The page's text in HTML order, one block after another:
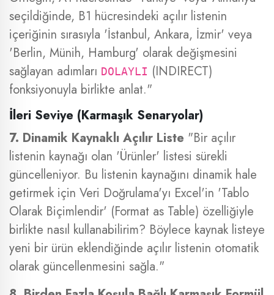
seçildiğinde, B1 hücresindeki açılır listenin
içeriğinin sırasıyla 'İstanbul, Ankara, İzmir' veya
'Berlin, Münih, Hamburg' olarak değişmesini
sağlayan adımları DOLAYLI (INDIRECT)
fonksiyonuyla birlikte anlat."
İleri Seviye (Karmaşık Senaryolar)
7. Dinamik Kaynaklı Açılır Liste "Bir açılır
listenin kaynağı olan 'Ürünler' listesi sürekli
güncelleniyor. Bu listenin kaynağını dinamik hale
getirmek için Veri Doğrulama'yı Excel'in 'Tablo
Olarak Biçimlendir' (Format as Table) özelliğiyle
birlikte nasıl kullanabilirim? Böylece kaynak listeye
yeni bir ürün eklendiğinde açılır listenin otomatik
olarak güncellenmesini sağla."